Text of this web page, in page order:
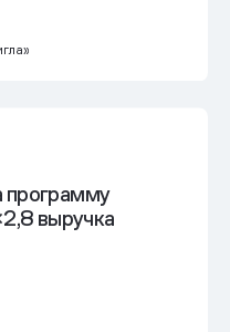
программу
выручка